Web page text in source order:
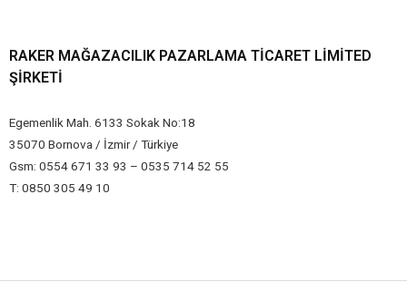
RAKER MAĞAZACILIK PAZARLAMA TICARET LIMITED
ŞIRKETI
Egemenlik Mah. 6133 Sokak No:18
35070 Bornova / İzmir / Türkiye
Gsm: 0554 671 33 93 – 0535 714 52 55
T: 0850 305 49 10